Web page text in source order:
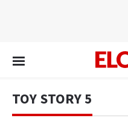
TOY STORY 5